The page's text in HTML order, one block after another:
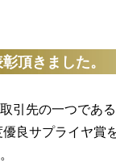
頂きました。
引先の一つであ
良サプライヤ賞